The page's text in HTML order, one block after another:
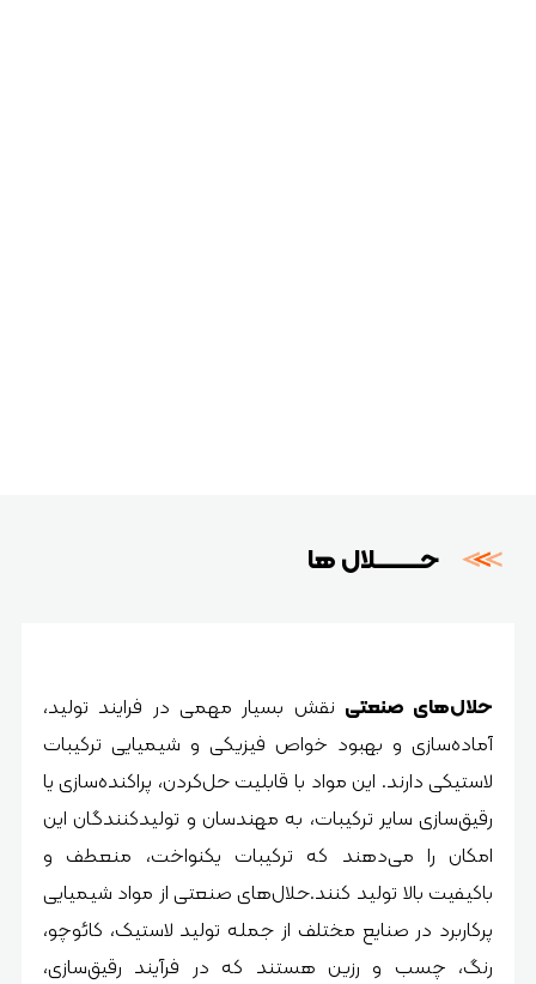
حــــــــــــلال ها
حلال‌های صنعتینقش بسیار مهمی در فرایند تولید،
آماده‌سازی و بهبود خواص فیزیکی و شیمیایی ترکیبات
لاستیکی دارند. این مواد با قابلیت حل‌کردن، پراکنده‌سازی یا
رقیق‌سازی سایر ترکیبات، به مهندسان و تولیدکنندگان این
امکان را می‌دهند که ترکیبات یکنواخت، منعطف و
باکیفیت بالا تولید کنند.حلال‌های صنعتی از مواد شیمیایی
پرکاربرد در صنایع مختلف از جمله تولید لاستیک، کائوچو،
رنگ، چسب و رزین هستند که در فرآیند رقیق‌سازی،